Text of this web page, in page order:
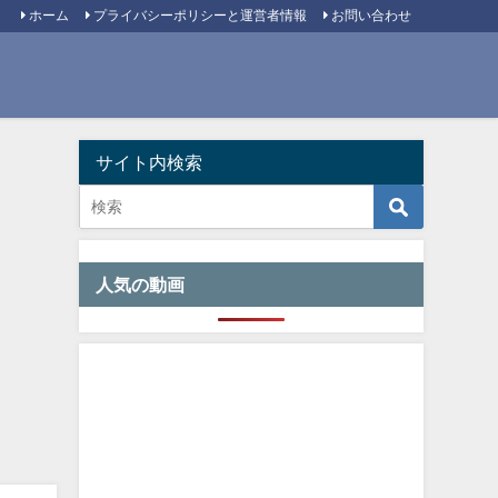
ホーム プライバシーポリシーと運営者情報 お問い合わせ
サイト内検索
人気の動画